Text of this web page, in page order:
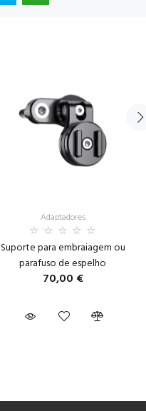
Adaptadores
Suporte para embraiagem ou
parafuso de espelho
70,00 €